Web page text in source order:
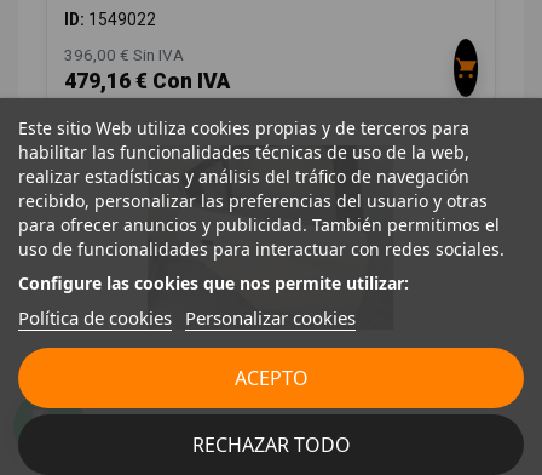
ID: 1549022
396,00 € Sin IVA
479,16 € Con IVA
PUERTA TRASERA DERECHA 50549830
Este sitio Web utiliza cookies propias y de terceros para
habilitar las funcionalidades técnicas de uso de la web,
realizar estadísticas y análisis del tráfico de navegación
recibido, personalizar las preferencias del usuario y otras
para ofrecer anuncios y publicidad. También permitimos el
uso de funcionalidades para interactuar con redes sociales.
Configure las cookies que nos permite utilizar:
Política de cookies Personalizar cookies
RECHAZAR TODO
ACEPTO